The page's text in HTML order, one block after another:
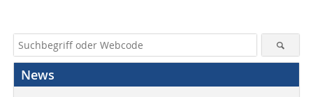
News